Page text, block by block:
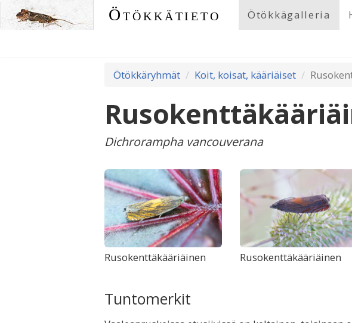
Ötökkätieto Ötökkägalleria
Ötökkäryhmät Koit, koisat, kääriäiset
Dichrorampha vancouverana
Rusokenttäkääriäinen Rusokenttäkääriäinen
Tuntomerkit